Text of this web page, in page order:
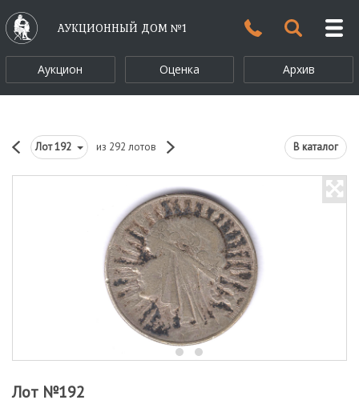
АУКЦИОННЫЙ ДОМ №1
Аукцион Оценка Архив
Лот192 из 292 лотов В каталог
Лот №192